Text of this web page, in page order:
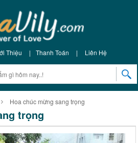
Thiệu | Thanh Toán | Liên Hệ
Hoa chúc mừng sang trọng
trọng